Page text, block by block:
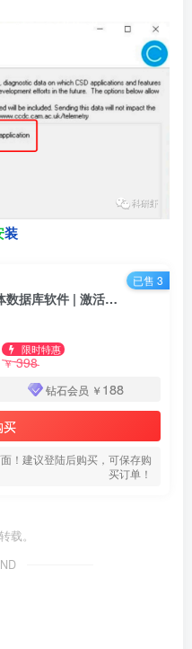
装
CCDC激活版 | Win2025版 | 晶体数据库软件 | 激活码安装教程
限时特惠
￥398
钻石会员 ￥ 188
买
！建议登陆后购买，可保存购
买订单！
已售 3
载。